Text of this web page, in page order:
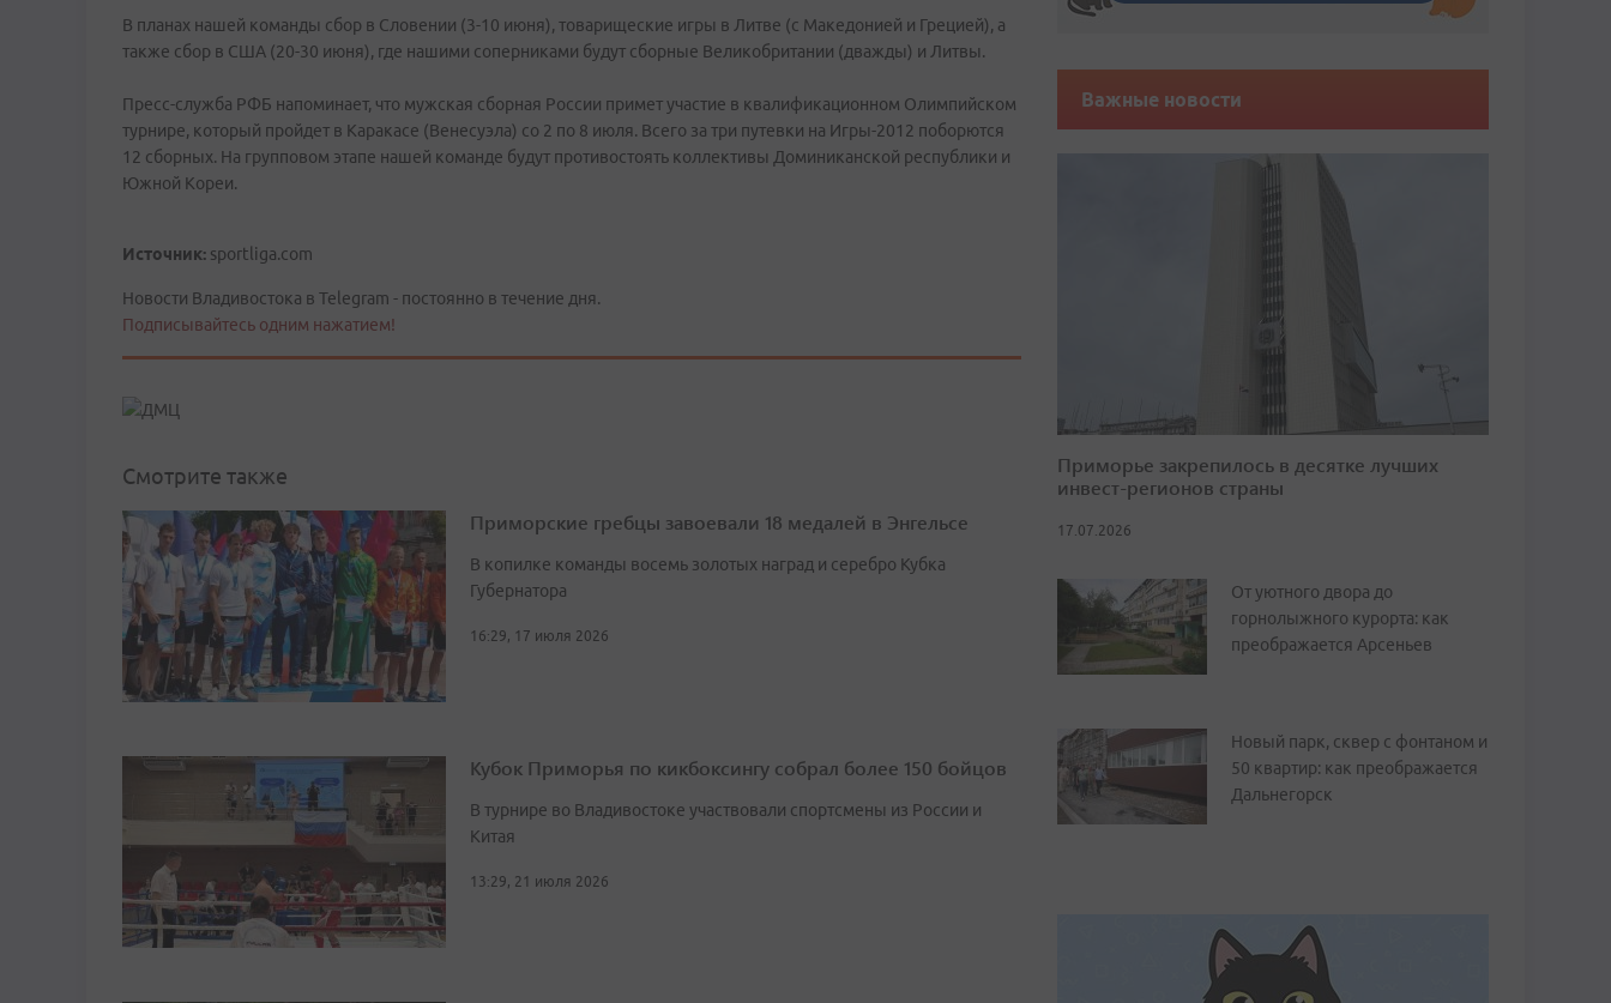
В планах нашей команды сбор в Словении (3-10 июня), товарищеские игры в Литве (с Македонией и Грецией), а
также сбор в США (20-30 июня), где нашими соперниками будут сборные Великобритании (дважды) и Литвы.
Пресс-служба РФБ напоминает, что мужская сборная России примет участие в квалификационном Олимпийском
турнире, который пройдет в Каракасе (Венесуэла) со 2 по 8 июля. Всего за три путевки на Игры-2012 поборются
12 сборных. На групповом этапе нашей команде будут противостоять коллективы Доминиканской республики и
Южной Кореи.
Источник: sportliga.com
Новости Владивостока в Telegram - постоянно в течение дня.
Подписывайтесь одним нажатием!
Смотрите также
Приморские гребцы завоевали 18 медалей в Энгельсе
В копилке команды восемь золотых наград и серебро Кубка
Губернатора
16:29, 17 июля 2026
Кубок Приморья по кикбоксингу собрал более 150 бойцов
В турнире во Владивостоке участвовали спортсмены из России и
Китая
13:29, 21 июля 2026
Важные новости
Приморье закрепилось в десятке лучших
инвест-регионов страны
17.07.2026
От уютного двора до
горнолыжного курорта: как
преображается Арсеньев
Новый парк, сквер с фонтаном и
50 квартир: как преображается
Дальнегорск